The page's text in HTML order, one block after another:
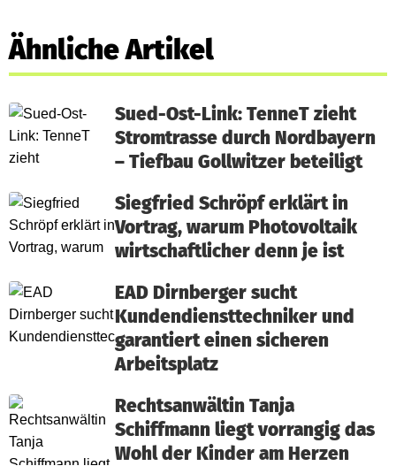
Ähnliche Artikel
Sued-Ost-Link: TenneT zieht
Stromtrasse durch Nordbayern
– Tiefbau Gollwitzer beteiligt
Siegfried Schröpf erklärt in
Vortrag, warum Photovoltaik
wirtschaftlicher denn je ist
EAD Dirnberger sucht
Kundendiensttechniker und
garantiert einen sicheren
Arbeitsplatz
Rechtsanwältin Tanja
Schiffmann liegt vorrangig das
Wohl der Kinder am Herzen